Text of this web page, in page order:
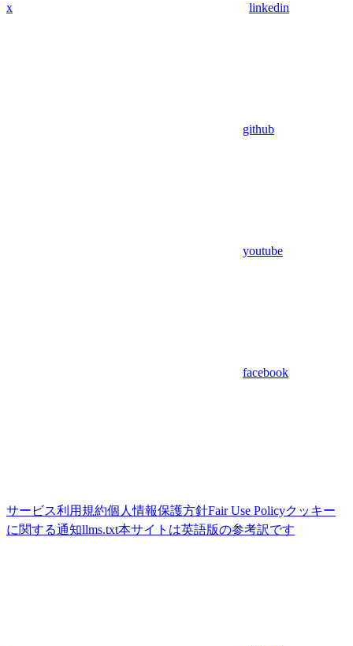
x linkedin
github
youtube
facebook
サービス利用規約個人情報保護方針Fair Use Policyクッキー
に関する通知llms.txt本サイトは英語版の参考訳です